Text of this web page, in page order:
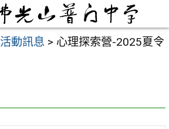
活動訊息 > 心理探索營-2025夏令